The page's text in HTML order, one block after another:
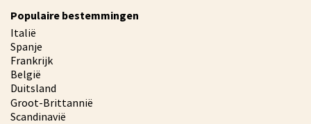
Populaire bestemmingen
Italië
Spanje
Frankrijk
België
Duitsland
Groot-Brittannië
Scandinavië